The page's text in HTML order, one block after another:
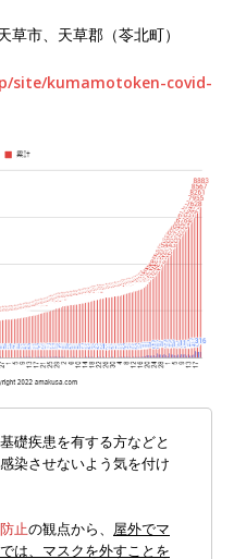
市、天草郡（苓北町）
site/kumamotoken-covid-
礎疾患を有する方などと
染させないよう気を付け
止の観点から、 屋外でマ
は、マスクを外すことを